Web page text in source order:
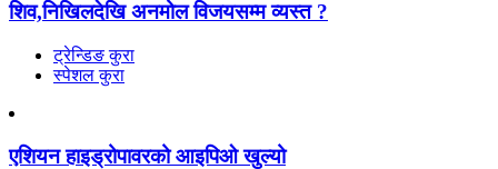
शिव,निखिलदेखि अनमोल विजयसम्म व्यस्त ?
ट्रेन्डिङ कुरा
स्पेशल कुरा
एशियन हाइड्रोपावरको आइपिओ खुल्यो